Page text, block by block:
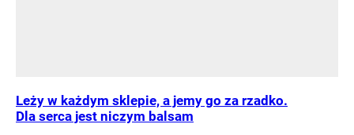
Leży w każdym sklepie, a jemy go za rzadko.
Dla serca jest niczym balsam